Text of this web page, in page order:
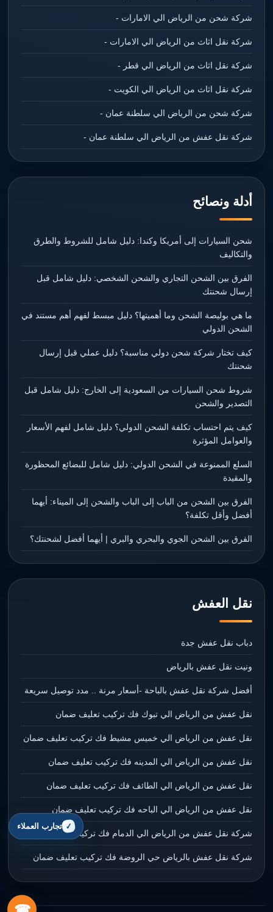
شركة شحن من الرياض الي الامارات -
شركة نقل اثاث من الرياض الي الامارات -
شركة نقل اثاث من الرياض الي قطر -
شركة نقل اثاث من الرياض الي الكويت -
شركة شحن من الرياض الي سلطنة عمان -
شركة نقل عفش من الرياض الي سلطنة عمان -
أدلة ونصائح
شحن السيارات إلى أمريكا وكندا: دليل شامل للشروط والطرق
والتكاليف
الفرق بين الشحن التجاري والشحن الشخصي: دليل شامل قبل
إرسال شحنتك
ما هي بوليصة الشحن وما أهميتها؟ دليل مبسط لفهم أهم مستند في
الشحن الدولي
كيف تختار شركة شحن دولي مناسبة؟ دليل عملي قبل إرسال
شحنتك
شروط شحن السيارات من السعودية إلى الخارج: دليل شامل قبل
التصدير والشحن
كيف يتم احتساب تكلفة الشحن الدولي؟ دليل شامل لفهم الأسعار
والعوامل المؤثرة
السلع الممنوعة في الشحن الدولي: دليل شامل للبضائع المحظورة
والمقيدة
الفرق بين الشحن من الباب إلى الباب والشحن إلى الميناء: أيهما
أفضل وأقل تكلفة؟
الفرق بين الشحن الجوي والبحري والبري | أيهما أفضل لشحنتك؟
نقل العفش
دباب نقل عفش جدة
ونيت نقل عفش بالرياض
أفضل شركة نقل عفش بالباحة -أسعار مرنة .. مدد توصيل سريعة
نقل عفش من الرياض الي تبوك فك تركيب تعليف ضمان
نقل عفش من الرياض الي خميس مشيط فك تركيب تعليف ضمان
نقل عفش من الرياض الي المدينه فك تركيب تعليف ضمان
نقل عفش من الرياض الي الطائف فك تركيب تعليف ضمان
نقل عفش من الرياض الي الباحه فك تركيب تعليف ضمان
شركة نقل عفش من الرياض الي الدمام فك تركيب تعليف ضمان
شركة نقل عفش بالرياض حي الروضة فك تركيب تعليف ضمان
تجارب العملاء